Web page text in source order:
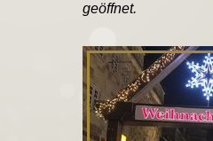
geöffnet.